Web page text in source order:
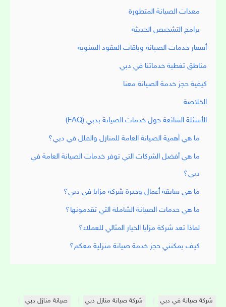
معدات الصيانة المتطورة
برامج التشخيص الحديثة
أسعار خدمات الصيانة وباقات العقود السنوية
مناطق تغطية خدماتنا في دبي
كيفية حجز خدمة الصيانة معنا
الخلاصة
الأسئلة الشائعة حول خدمات الصيانة بدبي (FAQ)
ما هي أهمية الصيانة العامة للمنازل والفلل في دبي؟
ما هي أفضل الشركات التي توفر خدمات الصيانة العامة في
دبي؟
ما هي سابقة أعمال وخبرة شركة مزايا في دبي؟
ما هي خدمات الصيانة الشاملة التي تقدمونها؟
لماذا تعد شركة مزايا الخيار المثالي للعملاء؟
كيف يمكنني حجز خدمة صيانة منزلية معكم؟
شركة صيانة في دبي شركة صيانة منازل دبي صيانة منازل دبي